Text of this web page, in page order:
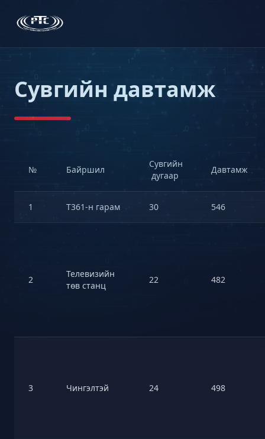
Сувгийн давтамж
№ Байршил
Сувгийн
дугаар
Давтамж
1 Т361-н гарам 30 546
2
Телевизийн
төв станц
22 482
3 Чингэлтэй 24 498